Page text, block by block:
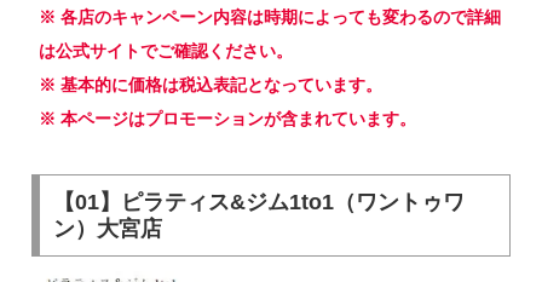
※ 各店のキャンペーン内容は時期によっても変わるので詳細
は公式サイトでご確認ください。
※ 基本的に価格は税込表記となっています。
※ 本ページはプロモーションが含まれています。
【01】ピラティス&ジム1to1（ワントゥワ
ン）大宮店